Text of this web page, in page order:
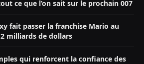
ce que l’on sait sur le prochain 007
fait passer la franchise Mario au
milliards de dollars
qui renforcent la confiance des